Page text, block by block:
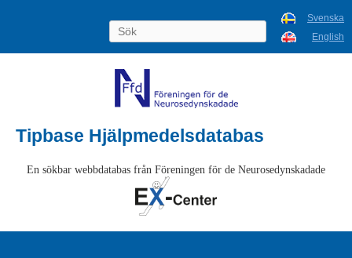
Svenska
English
Tipbase Hjälpmedelsdatabas
En sökbar webbdatabas från Föreningen för de Neurosedynskadade